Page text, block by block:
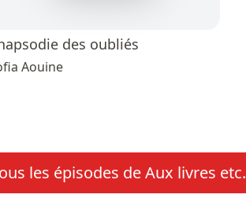
des oubliés
Aouine
les épisodes de Aux livres etc.